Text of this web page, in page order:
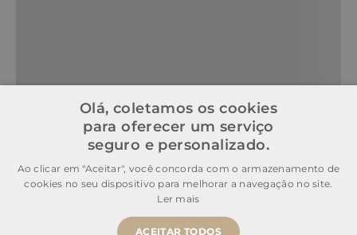
Olá, coletamos os cookies
para oferecer um serviço
seguro e personalizado.
Ao clicar em "Aceitar", você concorda com o armazenamento de
cookies no seu dispositivo para melhorar a navegação no site.
Ler mais
ACEITAR TODOS